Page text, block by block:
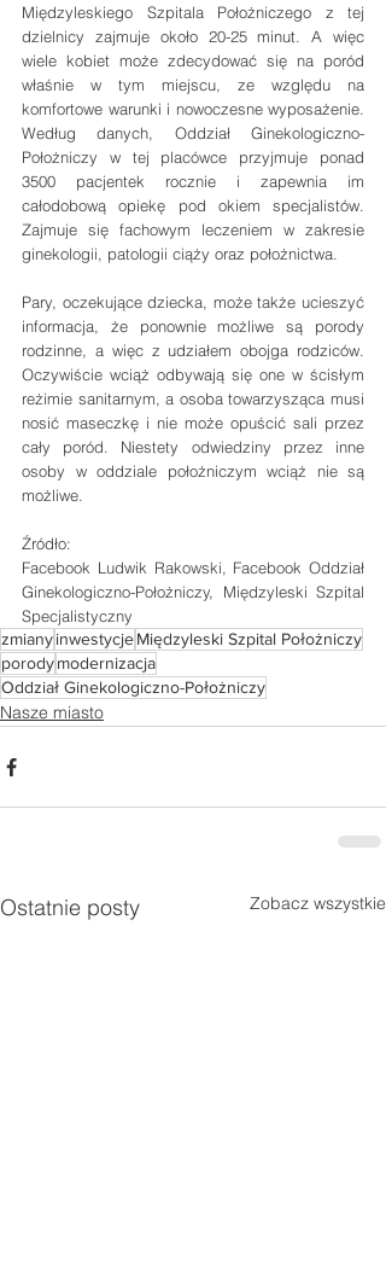
Międzyleskiego Szpitala Położniczego z tej
dzielnicy zajmuje około 20-25 minut. A więc
wiele kobiet może zdecydować się na poród
właśnie w tym miejscu, ze względu na
komfortowe warunki i nowoczesne wyposażenie.
Według danych, Oddział Ginekologiczno-
Położniczy w tej placówce przyjmuje ponad
3500 pacjentek rocznie i zapewnia im
całodobową opiekę pod okiem specjalistów.
Zajmuje się fachowym leczeniem w zakresie
ginekologii, patologii ciąży oraz położnictwa.
Pary, oczekujące dziecka, może także ucieszyć
informacja, że ponownie możliwe są porody
rodzinne, a więc z udziałem obojga rodziców.
Oczywiście wciąż odbywają się one w ścisłym
reżimie sanitarnym, a osoba towarzysząca musi
nosić maseczkę i nie może opuścić sali przez
cały poród. Niestety odwiedziny przez inne
osoby w oddziale położniczym wciąż nie są
możliwe.
Źródło:
Facebook Ludwik Rakowski, Facebook Oddział
Ginekologiczno-Położniczy, Międzyleski Szpital
Specjalistyczny
zmianyinwestycjeMiędzyleski Szpital Położniczy
porodymodernizacja
Oddział Ginekologiczno-Położniczy
Nasze miasto
Ostatnie posty Zobacz wszystkie